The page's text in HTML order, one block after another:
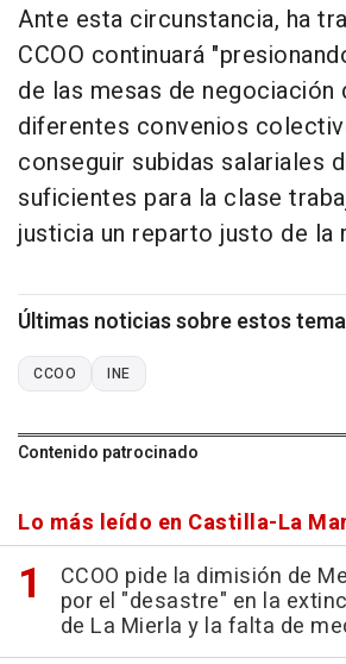
Ante esta circunstancia, ha
CCOO continuará
de las mesas de negociación
diferentes convenios
conseguir subidas salariales
suficientes para la clase
justicia un reparto justo de la
Últimas noticias sobre estos
CCOO INE
Contenido patrocinado
Lo más leído en Castilla-La
CCOO pide la dimisión de
por el "desastre" en la
de La Mierla y la falta de